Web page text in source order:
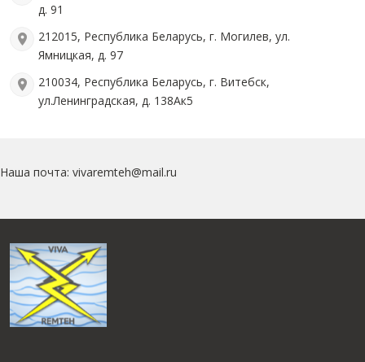
д. 91
212015, Республика Беларусь, г. Могилев, ул.
Ямницкая, д. 97
210034, Республика Беларусь, г. Витебск,
ул.Ленинградская, д. 138Ак5
Наша почта: vivaremteh@mail.ru